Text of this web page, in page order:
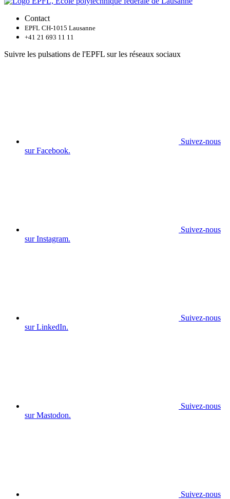
Contact
EPFL CH-1015 Lausanne
+41 21 693 11 11
Suivre les pulsations de l'EPFL sur les réseaux sociaux
Suivez-nous
sur Facebook.
Suivez-nous
sur Instagram.
Suivez-nous
sur LinkedIn.
Suivez-nous
sur Mastodon.
Suivez-nous